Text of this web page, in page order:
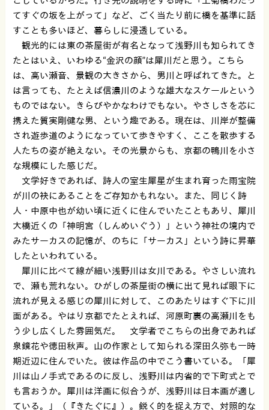
てすぐの坂を上がって」など、ごく当たり前に橋を基準に話
すことも多いほど、暮らしに浸透している。
観光的には東の茶屋街が有名となって浅野川も知られてき
たとはいえ、いわゆる“金沢の顔”は犀川だと思う。こちら
は、高い瀬音、景観の大きさから、男川と呼ばれてきた。と
は言っても、たとえば信濃川のような雄大なスケールという
ものではない。きらびやかなわけでもない。やさしさを芯に
携えた質実剛健な男、という趣である。現在は、川岸が整備
され遊歩道のようになっていて歩きやすく、ここを散歩する
人たちの姿が絶えない。その光景からも、京都の鴨川を小さ
な規模にした感じだ。
文学好きであれば、詩人の室生犀星が生まれ育った雨宝院
が川の袂にあることをご存知かもれない。また、同じく詩
人・中原中也が幼い頃に近くに住んでいたこともあり、犀川
大橋近くの「神明宮（しんめいぐう）」という神社の境内で
みたサーカスの記憶が、のちに「サーカス」という詩に昇華
したといわれている。
犀川に比べて線が細い浅野川は女川である。やさしい流れ
で、瀬も荒れない。ひがしの茶屋街の横に出て見れば眼下に
流れが見える感じの犀川に対して、このあたりはすぐ下に川
面がある。やはり京都でたとえれば、河原町裏の高瀬川をも
う少し広くした雰囲気だ。 文学者でこちらの出身であれば
泉鏡花や徳田秋声。山の作家として知られる深田久弥も一時
期近辺に住んでいた。彼は作品の中でこう書いている。「犀
川は山ノ手式であるのに反し、浅野川は内省的で下町式とで
も言おうか。犀川は洋画に似合うが、浅野川は日本画が適し
ている。」（『きたぐに』）。鋭く的を捉え方で、対照的な